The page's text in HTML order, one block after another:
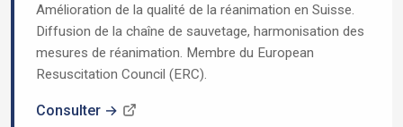
Amélioration de la qualité de la réanimation en Suisse.
Diffusion de la chaîne de sauvetage, harmonisation des
mesures de réanimation. Membre du European
Resuscitation Council (ERC).
Consulter →